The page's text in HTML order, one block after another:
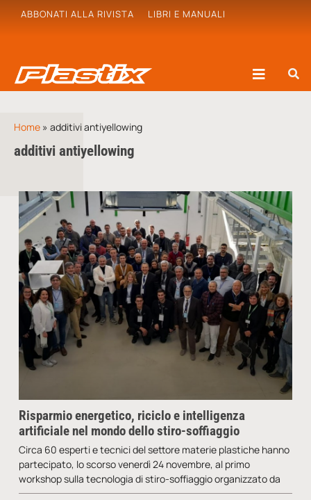
ABBONATI ALLA RIVISTA LIBRI E MANUALI
Home » additivi antiyellowing
additivi antiyellowing
Risparmio energetico, riciclo e intelligenza
artificiale nel mondo dello stiro-soffiaggio
Circa 60 esperti e tecnici del settore materie plastiche hanno
partecipato, lo scorso venerdì 24 novembre, al primo
workshop sulla tecnologia di stiro-soffiaggio organizzato da